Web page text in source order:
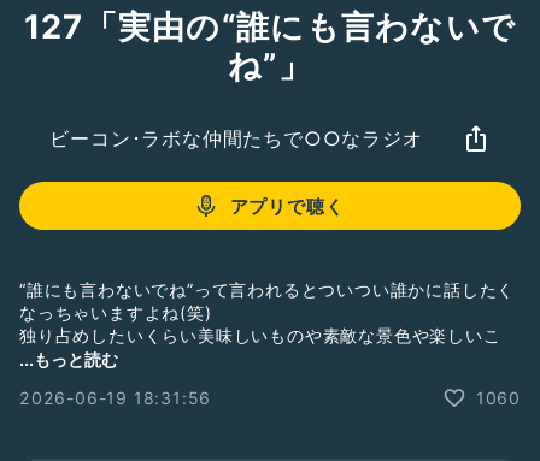
127「実由の“誰にも言わないで
ね”」
ビーコン･ラボな仲間たちで○○なラジオ
アプリで聴く
“誰にも言わないでね”って言われるとついつい誰かに話したく
なっちゃいますよね(笑)
独り占めしたいくらい美味しいものや素敵な景色や楽しいこ
と…
実由の内緒話をお届けします。
...もっと読む
2026-06-19 18:31:56
1060